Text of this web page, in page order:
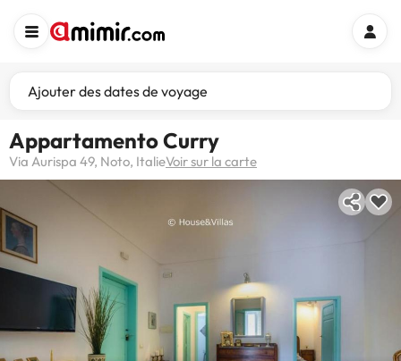
Ajouter des dates de voyage
Appartamento Curry
Via Aurispa 49, Noto, ItalieVoir sur la carte